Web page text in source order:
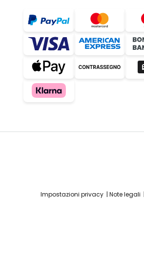
Impostazioni privacy Note legali